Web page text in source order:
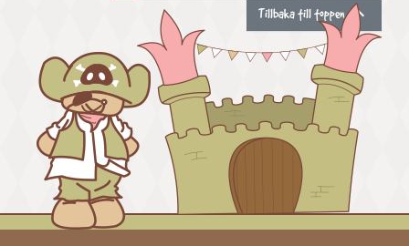
Tillbaka till toppen